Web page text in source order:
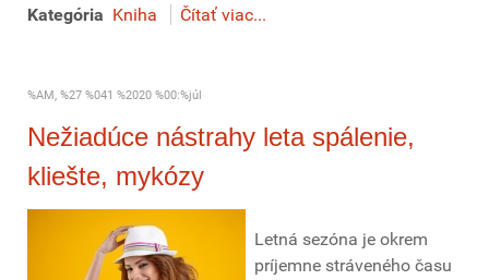
Kategória Kniha Čítať viac...
%AM, %27 %041 %2020 %00:%júl
Nežiadúce nástrahy leta spálenie,
kliešte, mykózy
Letná sezóna je okrem
príjemne stráveného času